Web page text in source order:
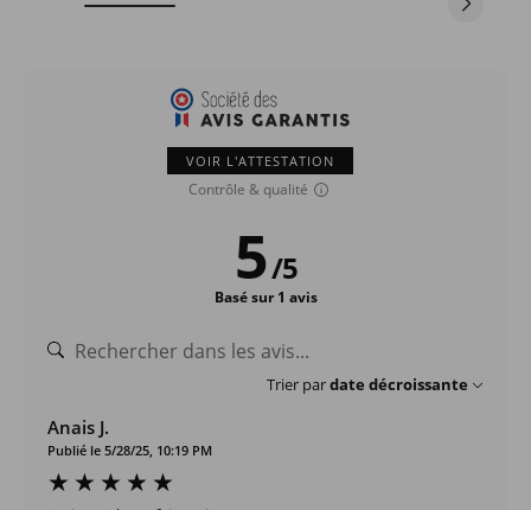
VOIR L'ATTESTATION
Contrôle & qualité
5/5
Basé sur 1 avis
Trier pardate décroissante
Anais J.
Publié le 5/28/25, 10:19 PM